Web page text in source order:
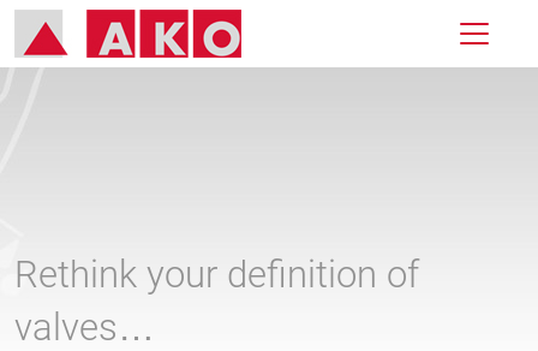
Rethink your definition of
valves…